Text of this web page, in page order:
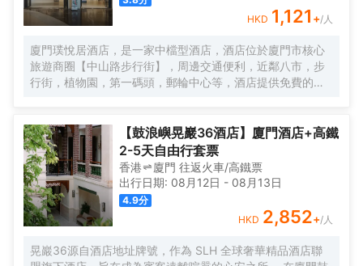
HKD 1,121 +/人
廈門璞悅居酒店，是一家中檔型酒店，酒店位於廈門市核心
旅遊商圈【中山路步行街】，周邊交通便利，近鄰八市，步
行街，植物園，第一碼頭，郵輪中心等，酒店提供免費的洗
【鼓浪嶼晃巖36酒店】廈門酒店+高鐵
2-5天自由行套票
香港 廈門 往返火車/高鐵票
出行日期: 08月12日 - 08月13日
4.9分
HKD 2,852+/人
晃巖36源自酒店地址牌號，作為 SLH 全球奢華精品酒店聯